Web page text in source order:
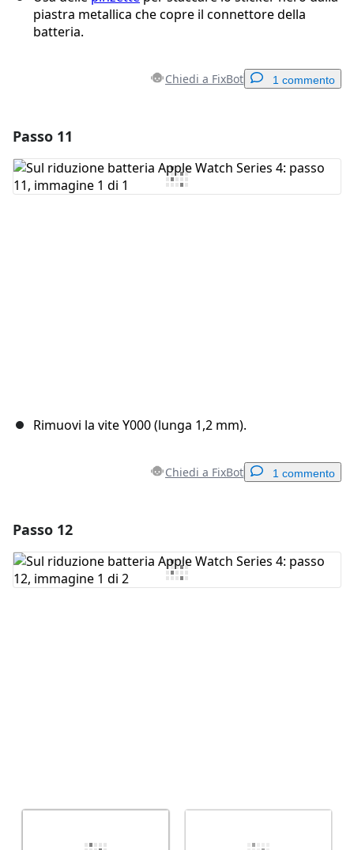
piastra metallica che copre il connettore della
batteria.
Chiedi a FixBot 1 commento
Aggiungi Commento
Passo 11
Rimuovi la vite Y000 (lunga 1,2 mm).
Chiedi a FixBot 1 commento
Aggiungi Commento
Passo 12